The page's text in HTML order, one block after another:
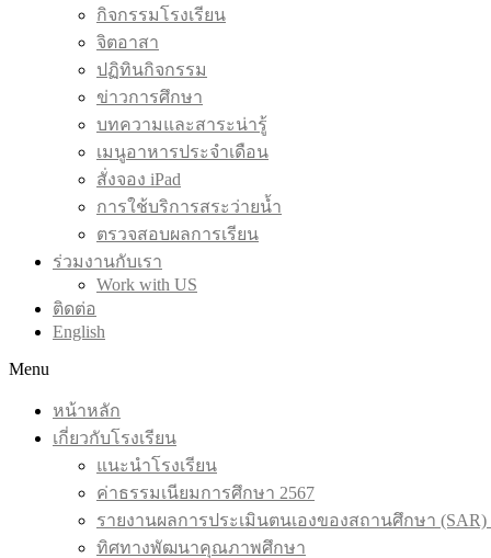
กิจกรรมโรงเรียน
จิตอาสา
ปฏิทินกิจกรรม
ข่าวการศึกษา
บทความและสาระน่ารู้
เมนูอาหารประจำเดือน
สั่งจอง iPad
การใช้บริการสระว่ายน้ำ
ตรวจสอบผลการเรียน
ร่วมงานกับเรา
Work with US
ติดต่อ
English
Menu
หน้าหลัก
เกี่ยวกับโรงเรียน
แนะนำโรงเรียน
ค่าธรรมเนียมการศึกษา 2567
รายงานผลการประเมินตนเองของสถานศึกษา (SAR)
ทิศทางพัฒนาคุณภาพศึกษา